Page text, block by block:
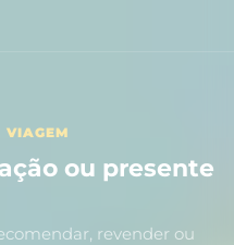
VIAGEM
ou presente
revender ou